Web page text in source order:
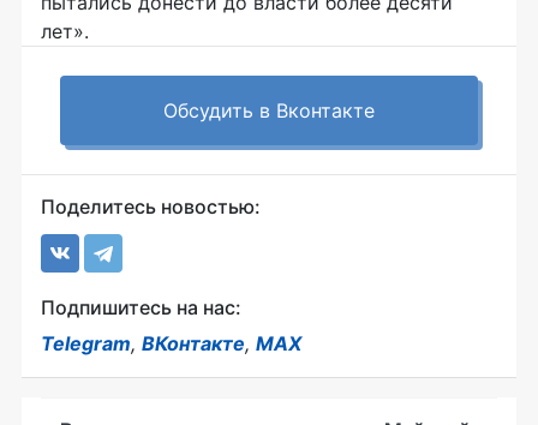
лет».
Обсудить в Вконтакте
Поделитесь новостью:
Подпишитесь на нас:
Telegram, ВКонтакте, MAX